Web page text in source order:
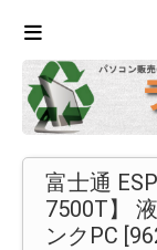
富士通
7500T】
ンクPC